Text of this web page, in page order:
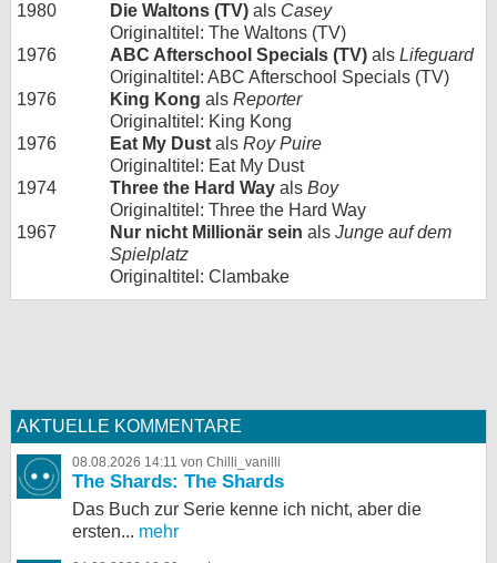
1980
Die Waltons (TV) als Casey
Originaltitel: The Waltons (TV)
1976
ABC Afterschool Specials (TV) als Lifeguard
Originaltitel: ABC Afterschool Specials (TV)
1976
King Kong als Reporter
Originaltitel: King Kong
1976
Eat My Dust als Roy Puire
Originaltitel: Eat My Dust
1974
Three the Hard Way als Boy
Originaltitel: Three the Hard Way
1967
Nur nicht Millionär sein als Junge auf dem
Spielplatz
Originaltitel: Clambake
AKTUELLE KOMMENTARE
08.08.2026 14:11 von Chilli_vanilli
The Shards: The Shards
Das Buch zur Serie kenne ich nicht, aber die
ersten... mehr